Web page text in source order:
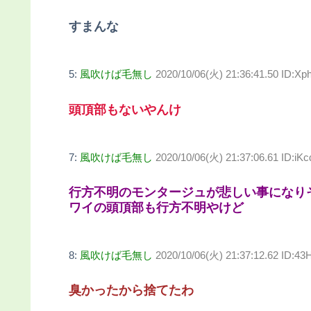
すまんな
5: 風吹けば毛無し 2020/10/06(火) 21:36:41.50
頭頂部もないやんけ
7: 風吹けば毛無し 2020/10/06(火) 21:37:06.61
行方不明のモンタージュが悲しい事になり
ワイの頭頂部も行方不明やけど
8: 風吹けば毛無し 2020/10/06(火) 21:37:12.62
臭かったから捨てたわ